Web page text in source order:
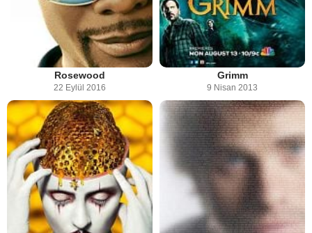
Rosewood
22 Eylül 2016
Grimm
9 Nisan 2013